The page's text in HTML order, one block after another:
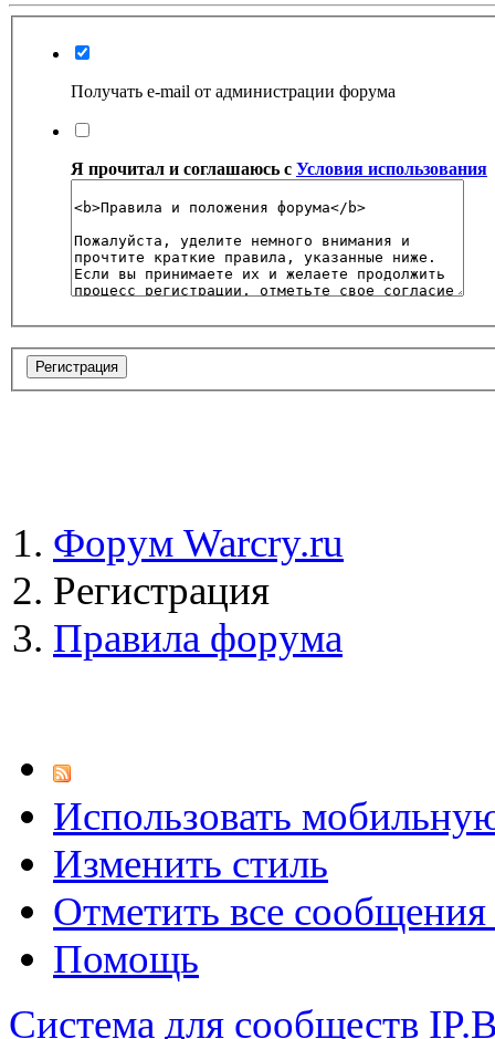
Получать e-mail от администрации форума
Я прочитал и соглашаюсь с Условия использования
Форум Warcry.ru
Регистрация
Правила форума
Использовать
Изменить стиль
Отметить все
Помощь
Система для сообществ